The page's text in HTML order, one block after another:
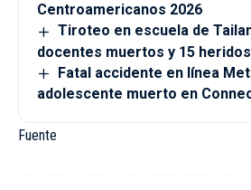
Centroamericanos 2026
Tiroteo en escuela de
docentes muertos y 15 heridos
Fatal accidente en línea
adolescente muerto en
Fuente